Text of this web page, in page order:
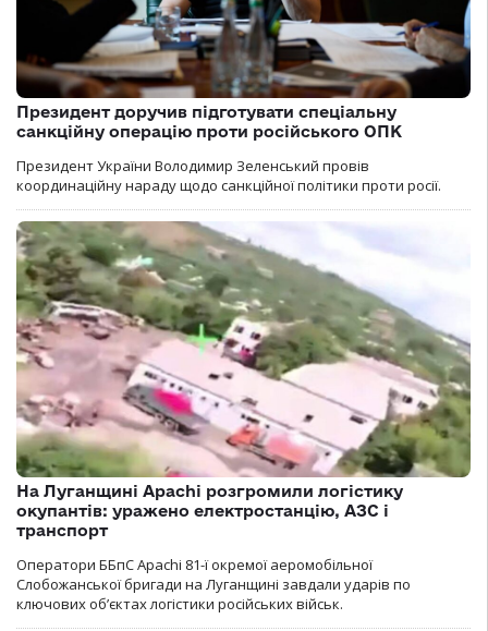
Президент доручив підготувати спеціальну
санкційну операцію проти російського ОПК
Президент України Володимир Зеленський провів
координаційну нараду щодо санкційної політики проти росії.
На Луганщині Apachi розгромили логістику
окупантів: уражено електростанцію, АЗС і
транспорт
Оператори ББпС Apachi 81-ї окремої аеромобільної
Слобожанської бригади на Луганщині завдали ударів по
ключових об’єктах логістики російських військ.